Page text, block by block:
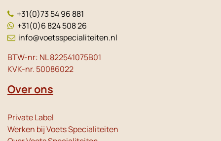
+31(0)73 54 96 881
+31(0)6 824 508 26
info@voetsspecialiteiten.nl
BTW-nr: NL 822541075B01
KVK-nr. 50086022
Over ons
Private Label
Werken bij Voets Specialiteiten